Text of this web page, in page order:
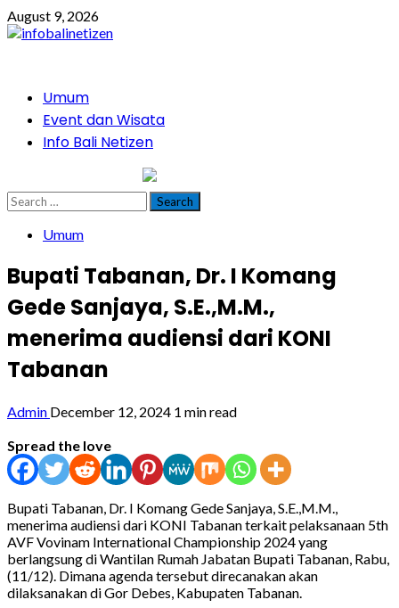
Skip
to
August 9, 2026
PrimaryUmum
Event dan Wisata
Info Bali Netizen
Search
for:
Umum
Bupati Tabanan, Dr. I Komang
Gede Sanjaya, S.E.,M.M.,
menerima audiensi dari KONI
Tabanan
Admin December 12, 2024 1 min read
Spread the love
Bupati Tabanan, Dr. I Komang Gede Sanjaya, S.E.,M.M.,
menerima audiensi dari KONI Tabanan terkait pelaksanaan 5th
AVF Vovinam International Championship 2024 yang
berlangsung di Wantilan Rumah Jabatan Bupati Tabanan, Rabu,
(11/12). Dimana agenda tersebut direcanakan akan
dilaksanakan di Gor Debes, Kabupaten Tabanan.